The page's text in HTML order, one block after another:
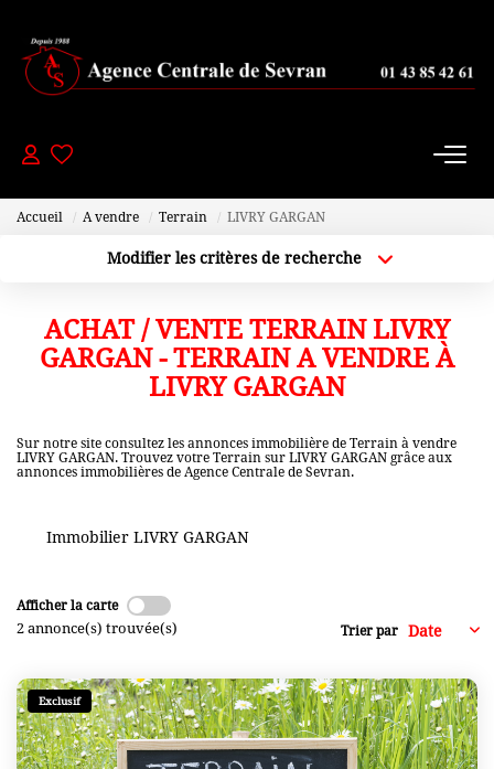
De 200 000 À 300 000 Euros
APPARTEMENTS
De 150 000 À 200 000 Euros
De 200 000 À 250 000 Euros
NOTRE AGENCE
Accueil A vendre Terrain LIVRY GARGAN
Modifier les critères de recherche
Budget max Plus de critères
ACHAT / VENTE TERRAIN LIVRY
GARGAN - TERRAIN A VENDRE À
LIVRY GARGAN
Sur notre site consultez les annonces immobilière de Terrain à vendre
LIVRY GARGAN. Trouvez votre Terrain sur LIVRY GARGAN grâce aux
annonces immobilières de Agence Centrale de Sevran.
Immobilier LIVRY GARGAN
Afficher la carte
2 annonce(s) trouvée(s) Trier par
Exclusif